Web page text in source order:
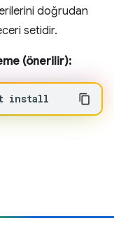
doğrudan
setidir.
(önerilir):
install